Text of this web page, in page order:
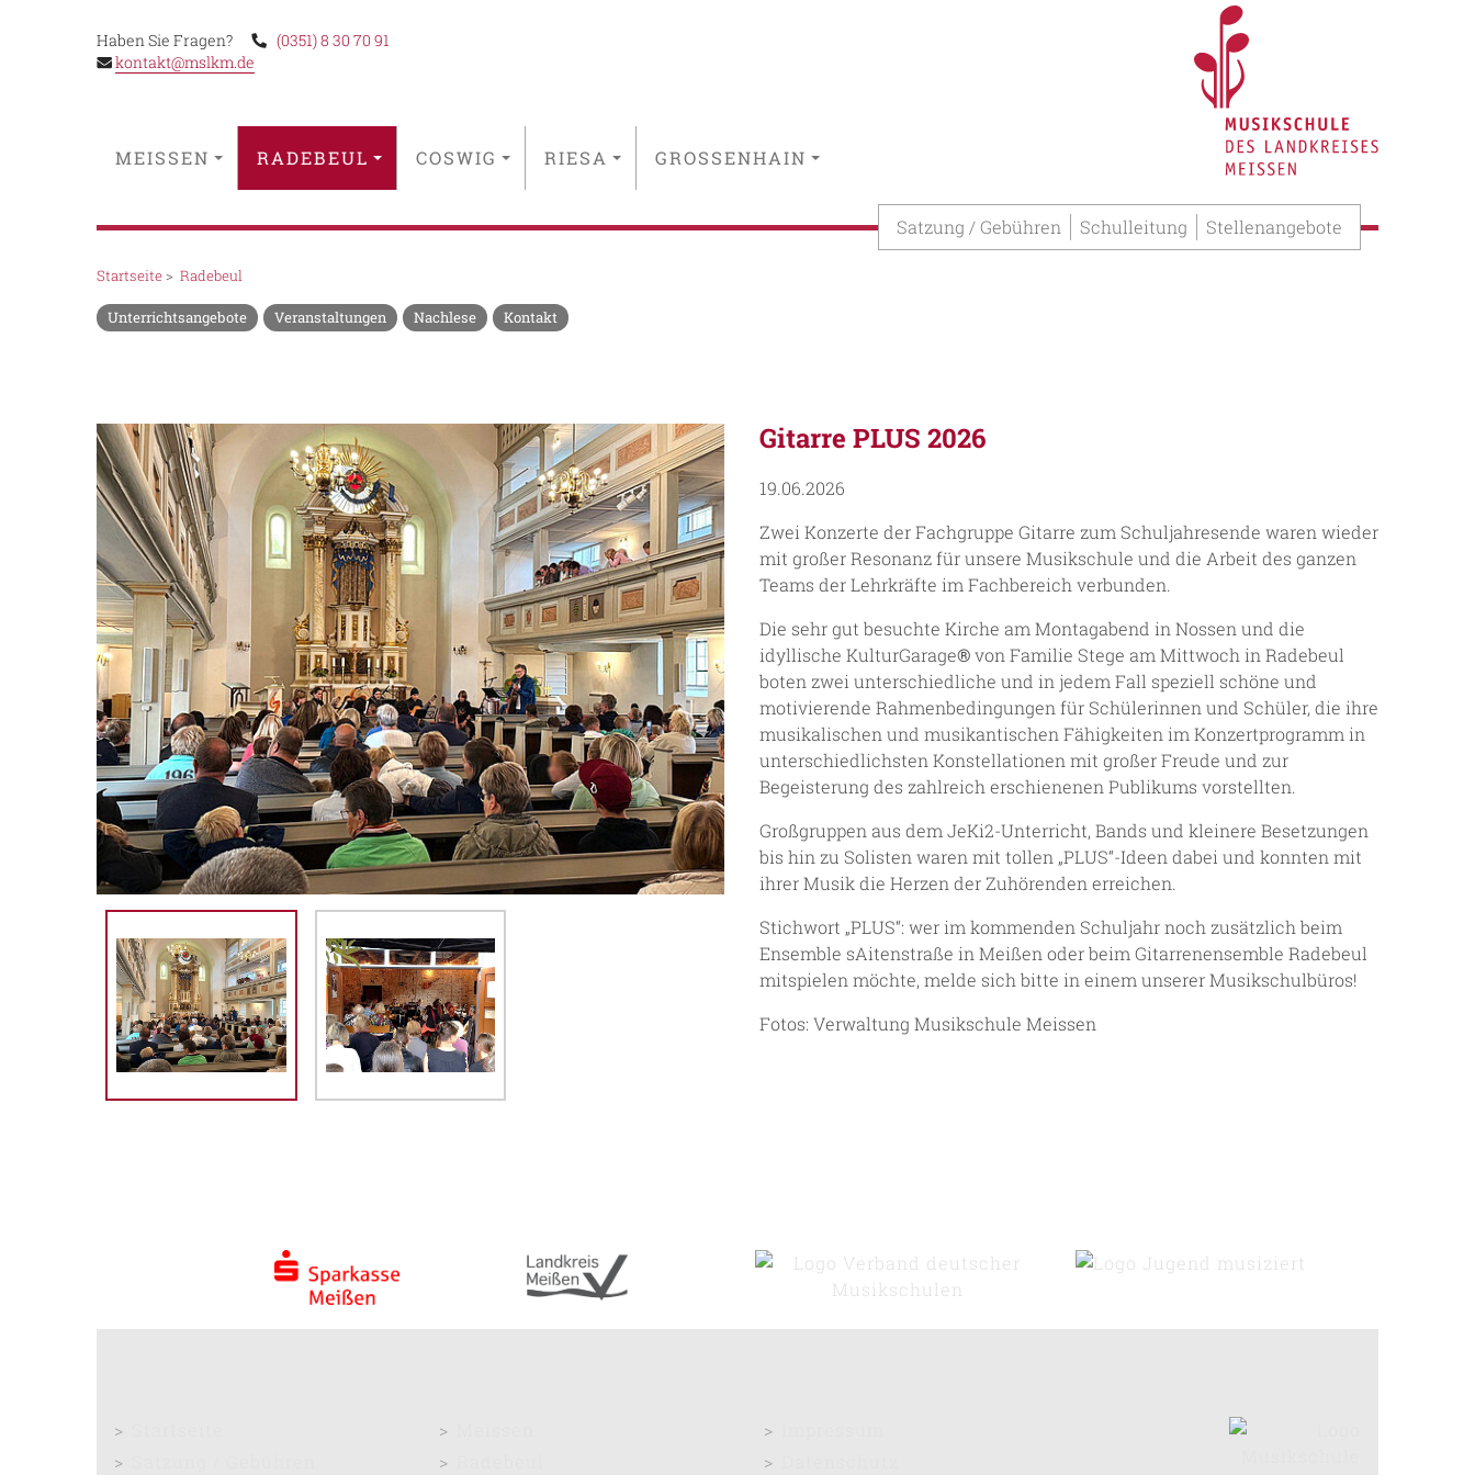
Haben Sie Fragen?
(0351) 8 30 70 91
kontakt@mslkm.de
MEISSEN RADEBEUL COSWIG RIESA GROSSENHAIN
Satzung / Gebühren Schulleitung Stellenangebote
Startseite> Radebeul
Unterrichtsangebote Veranstaltungen Nachlese Kontakt
Gitarre PLUS 2026
19.06.2026
Zwei Konzerte der Fachgruppe Gitarre zum Schuljahresende waren wieder
mit großer Resonanz für unsere Musikschule und die Arbeit des ganzen
Teams der Lehrkräfte im Fachbereich verbunden.
Die sehr gut besuchte Kirche am Montagabend in Nossen und die
idyllische KulturGarage®von Familie Stege am Mittwoch in Radebeul
boten zwei unterschiedliche und in jedem Fall speziell schöne und
motivierende Rahmenbedingungen für Schülerinnen und Schüler, die ihre
musikalischen und musikantischen Fähigkeiten im Konzertprogramm in
unterschiedlichsten Konstellationen mit großer Freude und zur
Begeisterung des zahlreich erschienenen Publikums vorstellten.
Großgruppen aus dem JeKi2-Unterricht, Bands und kleinere Besetzungen
bis hin zu Solisten waren mit tollen „PLUS“-Ideen dabei und konnten mit
ihrer Musik die Herzen der Zuhörenden erreichen.
Stichwort „PLUS“: wer im kommenden Schuljahr noch zusätzlich beim
Ensemble sAitenstraße in Meißen oder beim Gitarrenensemble Radebeul
mitspielen möchte, melde sich bitte in einem unserer Musikschulbüros!
Fotos: Verwaltung Musikschule Meissen